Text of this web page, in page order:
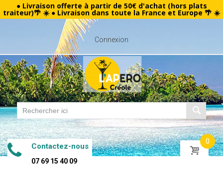
● Livraison offerte à partir de 50€ d'achat (hors plats
traiteur)🌴 ☀️ ● Livraison dans toute la France et Europe 🌴 ☀️
Connexion
Contactez-nous
07 69 15 40 09
0